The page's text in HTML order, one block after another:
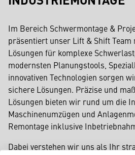
Im Bereich Schwermontage &
präsentiert unser Lift & Shift Team
Lösungen für komplexe
modernsten Planungstools,
innovativen Technologien sorgen
sichere Lösungen. Präzise und
Lösungen bieten wir rund um die
Maschinenumzügen und
Remontage inklusive
Dabei verstehen wir uns als Ihr